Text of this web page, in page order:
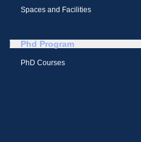
Spaces and Facilities
Phd Program
PhD Courses